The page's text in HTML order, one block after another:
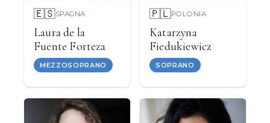
🇪🇸SPAGNA
Laura de la
Fuente Forteza
MEZZOSOPRANO
🇵🇱POLONIA
Katarzyna
Fiedukiewicz
SOPRANO